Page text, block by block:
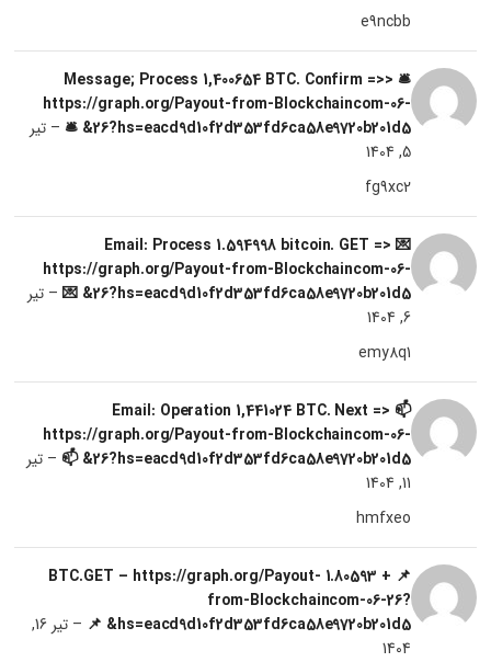
e9ncbb
🛎 Message; Process 1,400654 BTC. Confirm =>>
https://graph.org/Payout-from-Blockchaincom-06-
26?hs=eacd9d10f2d353fd6ca58e9720b201d5& 🛎
– تیر
5, 1404
fg9xc2
💌 Email: Process 1.594998 bitcoin. GET =>
https://graph.org/Payout-from-Blockchaincom-06-
26?hs=eacd9d10f2d353fd6ca58e9720b201d5& 💌
– تیر
6, 1404
emy8q1
📫 Email: Operation 1,441024 BTC. Next =>
https://graph.org/Payout-from-Blockchaincom-06-
26?hs=eacd9d10f2d353fd6ca58e9720b201d5& 📫
– تیر
11, 1404
hmfxeo
📌 + 1.80593 BTC.GET – https://graph.org/Payout-
from-Blockchaincom-06-26?
hs=eacd9d10f2d353fd6ca58e9720b201d5& 📌
–
تیر 16,
1404